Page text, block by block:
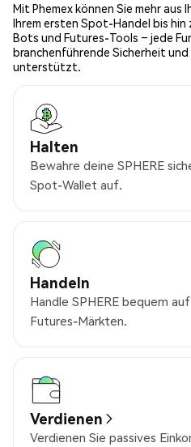
Mit Phemex können Sie mehr aus
Ihrem ersten Spot-Handel bis
Bots und Futures-Tools – jede
branchenführende Sicherheit
unterstützt.
Halten
Bewahre deine SPHERE
Spot-Wallet auf.
Handeln
Handle SPHERE bequem
Futures-Märkten.
Verdienen
Verdienen Sie passives